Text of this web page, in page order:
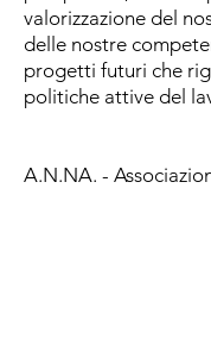
valorizzazione del
delle nostre
progetti futuri che
politiche attive del
A.N.NA. -